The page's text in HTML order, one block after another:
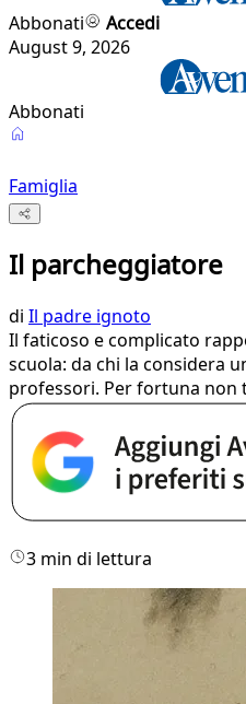
Abbonati
Accedi
August 9, 2026
Abbonati
Famiglia
Il parcheggiatore
di Il padre ignoto
Il faticoso e complicato
scuola: da chi la considera
professori. Per fortuna non
3 min di lettura